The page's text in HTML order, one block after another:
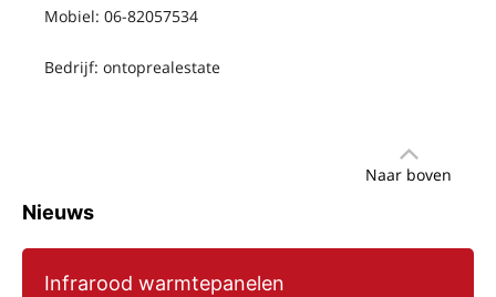
Mobiel: 06-82057534
Bedrijf: ontoprealestate
Naar boven
Nieuws
Infrarood warmtepanelen